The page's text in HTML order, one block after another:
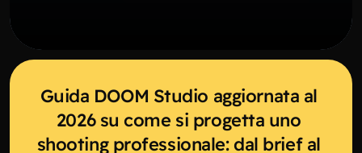
Guida DOOM Studio aggiornata al
2026 su come si progetta uno
shooting professionale: dal brief al